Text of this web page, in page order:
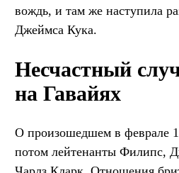
вождь, и там же наступила
Джеймса Кука.
Несчастный
на Гавайях
О произошедшем в феврале
потом лейтенанты Филипс,